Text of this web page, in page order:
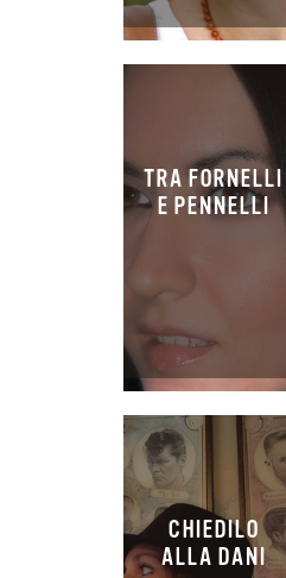
TRA FORNELLI
E PENNELLI
CHIEDILO
ALLA DANI